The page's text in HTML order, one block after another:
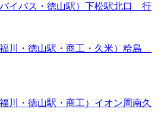
イパス・徳山駅）下松駅北口 行
川・徳山駅・商工・久米）粭島
川・徳山駅・商工）イオン周南久